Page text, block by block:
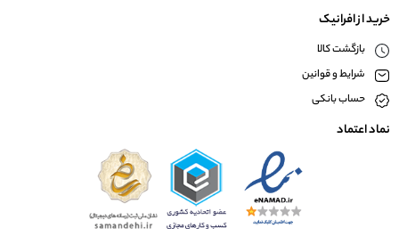
خرید از افرانیک
بازگشت کالا
شرایط و قوانین
حساب بانکی
نماد اعتماد